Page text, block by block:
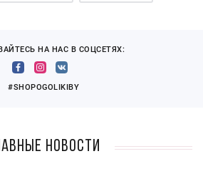
НА НАС В СОЦСЕТЯХ:
#SHOPOGOLIKIBY
новости